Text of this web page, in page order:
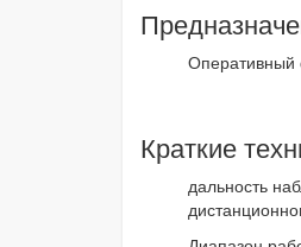
Оперативный
Краткие
дальность